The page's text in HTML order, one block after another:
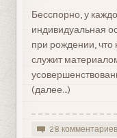
Бесспорно, у
индивидуальная
при рождении, что
служит
(далее…)
28 комментариев